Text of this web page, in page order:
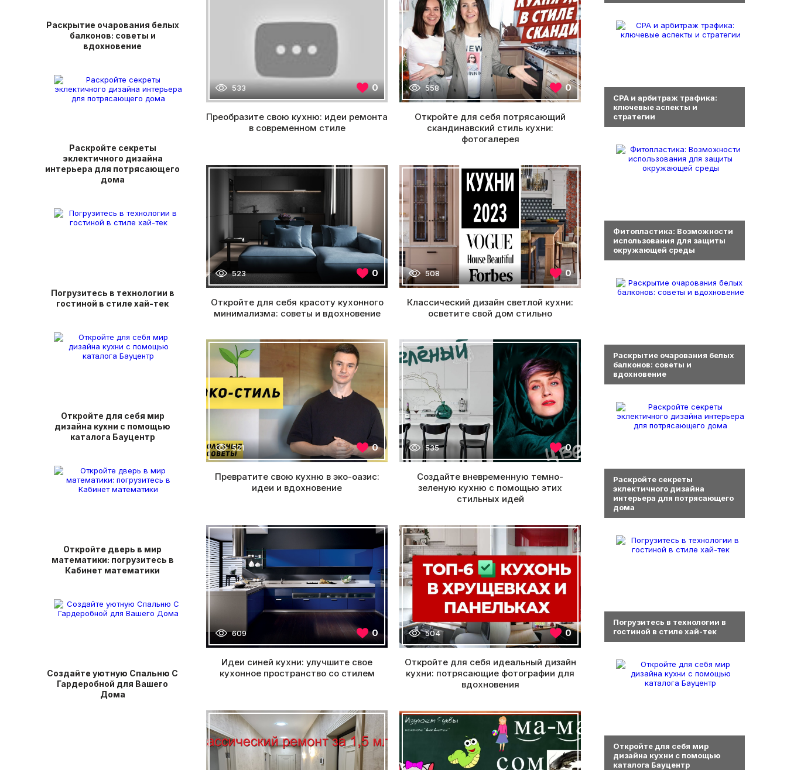
533 0
Преобразите свою кухню: идеи ремонта
в современном стиле
558 0
Откройте для себя потрясающий
скандинавский стиль кухни:
фотогалерея
523 0
Откройте для себя красоту кухонного
минимализма: советы и вдохновение
508 0
Классический дизайн светлой кухни:
осветите свой дом стильно
521 0
Превратите свою кухню в эко-оазис:
идеи и вдохновение
535 0
Создайте вневременную темно-
зеленую кухню с помощью этих
стильных идей
609 0
Идеи синей кухни: улучшите свое
кухонное пространство со стилем
504 0
Откройте для себя идеальный дизайн
кухни: потрясающие фотографии для
вдохновения
Раскрытие очарования белых
балконов: советы и
вдохновение
Раскройте секреты
эклектичного дизайна
интерьера для потрясающего
дома
Погрузитесь в технологии в
гостиной в стиле хай-тек
Откройте для себя мир
дизайна кухни с помощью
каталога Бауцентр
Откройте дверь в мир
математики: погрузитесь в
Кабинет математики
Создайте уютную Спальню С
Гардеробной для Вашего
Дома
СРА и арбитраж трафика:
ключевые аспекты и
стратегии
Фитопластика: Возможности
использования для защиты
окружающей среды
Раскрытие очарования белых
балконов: советы и
вдохновение
Раскройте секреты
эклектичного дизайна
интерьера для потрясающего
дома
Погрузитесь в технологии в
гостиной в стиле хай-тек
Откройте для себя мир
дизайна кухни с помощью
каталога Бауцентр